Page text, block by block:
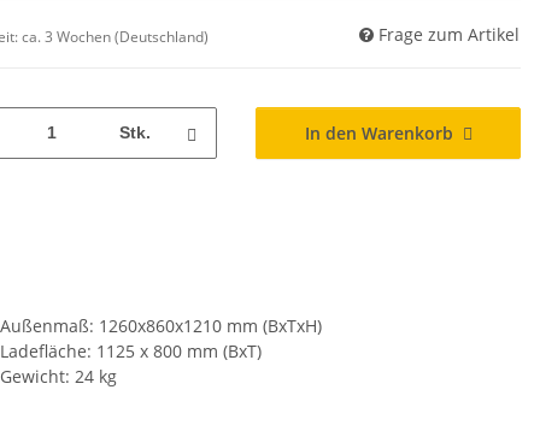
ca. 3 Wochen(Deutschland) Frage zum Artikel
Stk. In den Warenkorb
Außenmaß: 1260x860x1210 mm (BxTxH)
Ladefläche: 1125 x 800 mm (BxT)
Gewicht: 24 kg